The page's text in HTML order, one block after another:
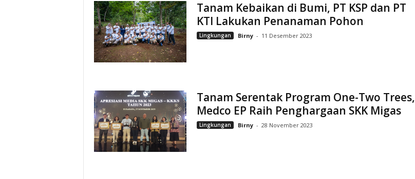
Tanam Kebaikan di Bumi, PT KSP dan PT
KTI Lakukan Penanaman Pohon
Lingkungan Birny - 11 Desember 2023
Tanam Serentak Program One-Two Trees,
Medco EP Raih Penghargaan SKK Migas
Lingkungan Birny - 28 November 2023